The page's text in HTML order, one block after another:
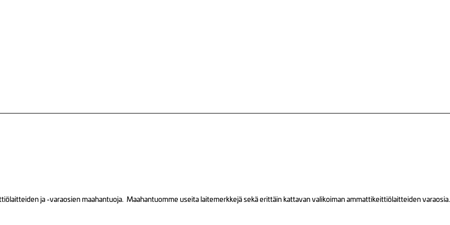
ja -varaosien maahantuoja. Maahantuomme useita laitemerkkejä sekä erittäin kattavan valikoiman ammattikeittiölaitteiden varaosia.